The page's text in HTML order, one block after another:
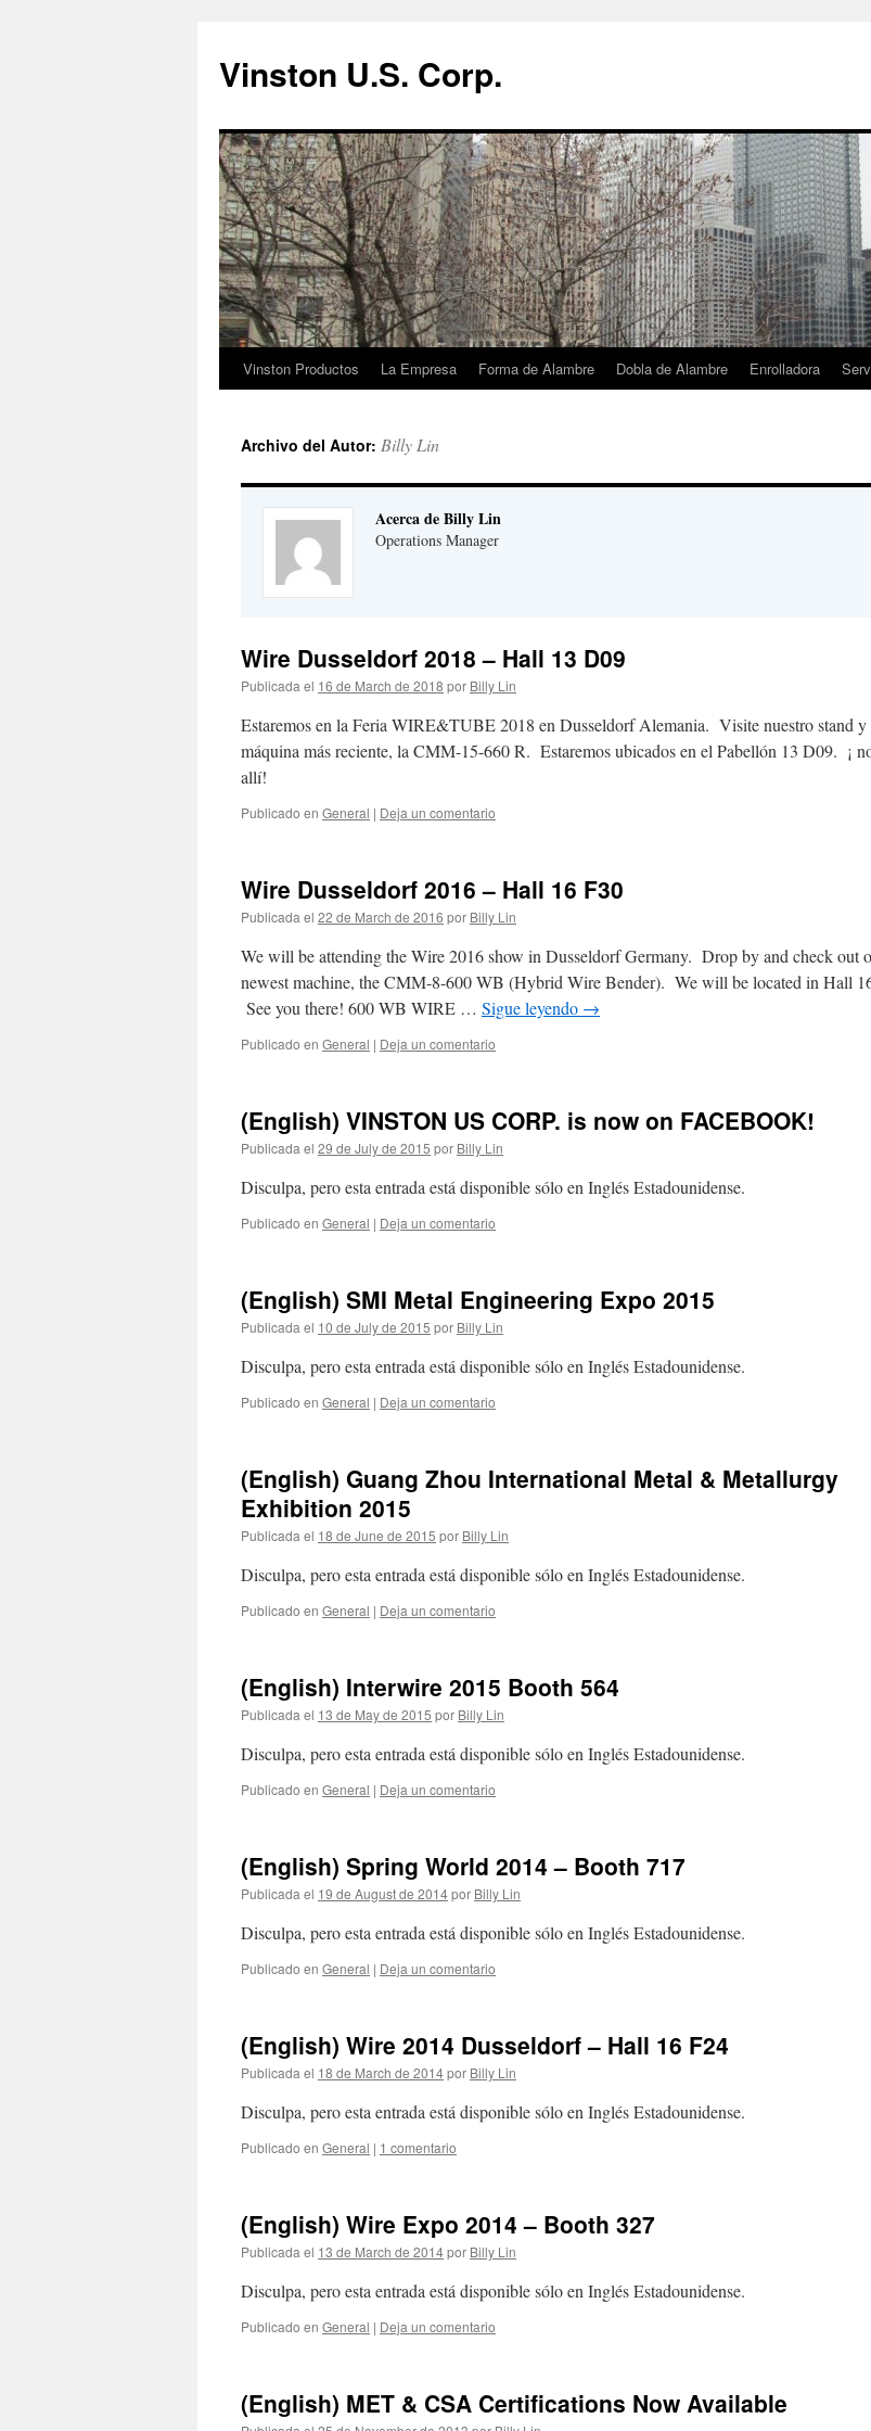
Vinston U.S. Corp.
Saltar
contenido
Vinston Productos La Empresa Forma de Alambre Dobla de Alambre Enrolladora
Archivo del Autor: Billy Lin
Acerca de Billy Lin
Operations Manager
Wire Dusseldorf 2018 – Hall 13 D09
Publicada el 16 de March de 2018 por Billy Lin
Estaremos en la Feria WIRE&TUBE 2018 en Dusseldorf Alemania. Visite nuestro stand y
máquina más reciente, la CMM-15-660 R. Estaremos ubicados en el Pabellón 13 D09. ¡
allí!
Publicado en General | Deja un comentario
Wire Dusseldorf 2016 – Hall 16 F30
Publicada el 22 de March de 2016 por Billy Lin
We will be attending the Wire 2016 show in Dusseldorf Germany. Drop by and check out
newest machine, the CMM-8-600 WB (Hybrid Wire Bender). We will be located in Hall
See you there! 600 WB WIRE … Sigue leyendo →
Publicado en General | Deja un comentario
(English) VINSTON US CORP. is now on FACEBOOK!
Publicada el 29 de July de 2015 por Billy Lin
Disculpa, pero esta entrada está disponible sólo en Inglés Estadounidense.
Publicado en General | Deja un comentario
(English) SMI Metal Engineering Expo 2015
Publicada el 10 de July de 2015 por Billy Lin
Disculpa, pero esta entrada está disponible sólo en Inglés Estadounidense.
Publicado en General | Deja un comentario
(English) Guang Zhou International Metal & Metallurgy
Exhibition 2015
Publicada el 18 de June de 2015 por Billy Lin
Disculpa, pero esta entrada está disponible sólo en Inglés Estadounidense.
Publicado en General | Deja un comentario
(English) Interwire 2015 Booth 564
Publicada el 13 de May de 2015 por Billy Lin
Disculpa, pero esta entrada está disponible sólo en Inglés Estadounidense.
Publicado en General | Deja un comentario
(English) Spring World 2014 – Booth 717
Publicada el 19 de August de 2014por Billy Lin
Disculpa, pero esta entrada está disponible sólo en Inglés Estadounidense.
Publicado en General | Deja un comentario
(English) Wire 2014 Dusseldorf – Hall 16 F24
Publicada el 18 de March de 2014por Billy Lin
Disculpa, pero esta entrada está disponible sólo en Inglés Estadounidense.
Publicado en General | 1 comentario
(English) Wire Expo 2014 – Booth 327
Publicada el 13 de March de 2014por Billy Lin
Disculpa, pero esta entrada está disponible sólo en Inglés Estadounidense.
Publicado en General | Deja un comentario
(English) MET & CSA Certifications Now Available